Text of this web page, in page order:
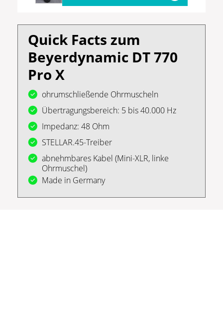
Quick Facts zum
Beyerdynamic DT 770
Pro X
ohrumschließende Ohrmuscheln
Übertragungsbereich: 5 bis 40.000 Hz
Impedanz: 48 Ohm
STELLAR.45-Treiber
abnehmbares Kabel (Mini-XLR, linke
Ohrmuschel)
Made in Germany